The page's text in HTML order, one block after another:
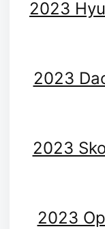
2023
2023
2023
2023